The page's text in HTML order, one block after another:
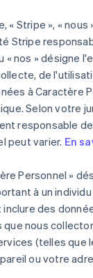
Stripe », « nous
Stripe
« nos » désigne
de
à Caractère
Selon votre
responsable
peut varier. En
Personnel »
à un
des
nous
(telles que
ou votre